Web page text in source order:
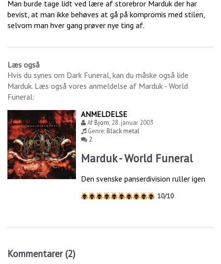
Man burde tage lidt ved lære af storebror Marduk der har
bevist, at man ikke behøves at gå på kompromis med stilen,
selvom man hver gang prøver nye ting af.
Læs også
Hvis du synes om Dark Funeral, kan du måske også lide
Marduk. Læs også vores anmeldelse af Marduk - World
Funeral:
ANMELDELSE
AfBjorn, 28. januar 2003
Genre:Black metal
2
Marduk - World Funeral
Den svenske panserdivision ruller igen
10/10
Kommentarer (2)